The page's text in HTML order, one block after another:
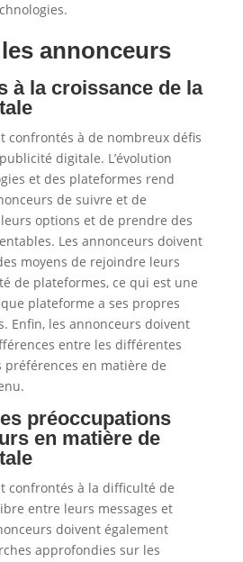
annonceurs
à la croissance de la
confrontés à de nombreux défis
digitale. L’évolution
et des plateformes rend
de suivre et de
options et de prendre des
Les annonceurs doivent
moyens de rejoindre leurs
de plateformes, ce qui est une
plateforme a ses propres
Enfin, les annonceurs doivent
entre les différentes
en matière de
préoccupations
en matière de
confrontés à la difficulté de
entre leurs messages et
doivent également
approfondies sur les